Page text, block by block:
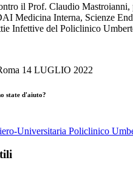
il Prof. Claudio Mastroianni,
Medicina Interna, Scienze
Infettive del Policlinico
14 LUGLIO 2022
state d'aiuto?